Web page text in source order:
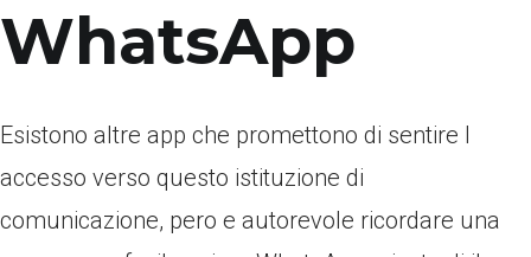
WhatsApp
Esistono altre app che promettono di sentire l
accesso verso questo istituzione di
comunicazione, pero e autorevole ricordare una